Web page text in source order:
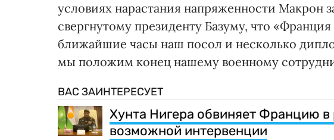
условиях нарастания напряженности Макрон
свергнутому президенту Базуму, что
ближайшие часы наш посол и несколько
мы положим конец нашему военному
ВАС ЗАИНТЕРЕСУЕТ
Хунта Нигера обвиняет Францию в
возможной интервенции